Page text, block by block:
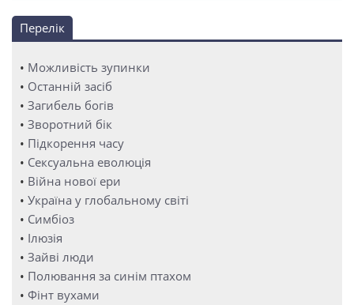
Перелік
• Можливість зупинки
• Останній засіб
• Загибель богів
• Зворотний бік
• Підкорення часу
• Сексуальна еволюція
• Війна нової ери
• Україна у глобальному світі
• Симбіоз
• Ілюзія
• Зайві люди
• Полювання за синім птахом
• Фінт вухами